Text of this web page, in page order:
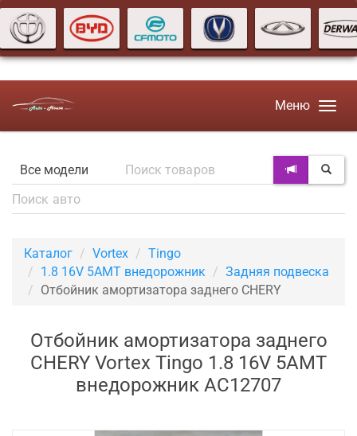
Меню
Каталог Vortex
Tingo
1.8 16V 5AMT внедорожник
Задняя подвеска
Отбойник амортизатора заднего CHERY
Отбойник амортизатора заднего
CHERY Vortex Tingo 1.8 16V 5AMT
внедорожник AC12707